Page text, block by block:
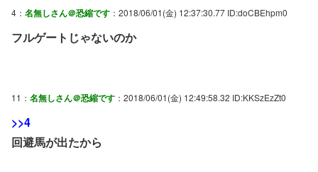
4： 名無しさん＠恐縮です ：2018/06/01(金) 12:37:30.77 ID:doCBEhpm0
フルゲートじゃないのか
11： 名無しさん＠恐縮です ：2018/06/01(金) 12:49:58.32 ID:KKSzEzZt0
>>4
回避馬が出たから